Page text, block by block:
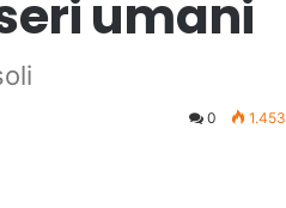
umani
0 1.453